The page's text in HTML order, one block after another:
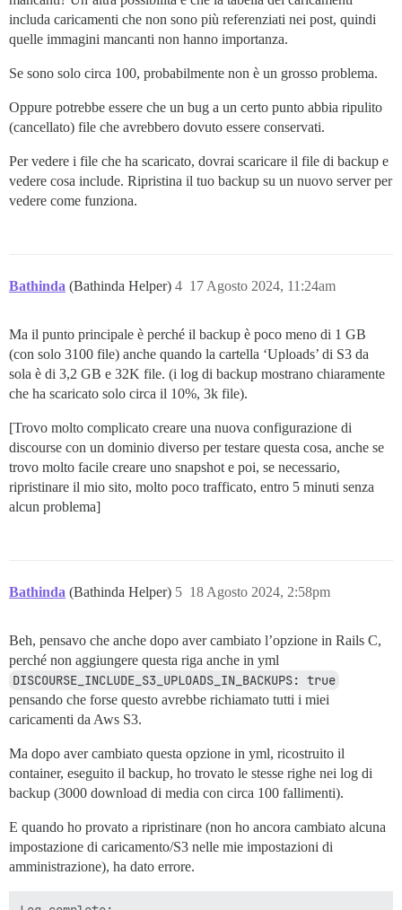
includa caricamenti che non sono più referenziati nei post, quindi
quelle immagini mancanti non hanno importanza.
Se sono solo circa 100, probabilmente non è un grosso problema.
Oppure potrebbe essere che un bug a un certo punto abbia ripulito
(cancellato) file che avrebbero dovuto essere conservati.
Per vedere i file che ha scaricato, dovrai scaricare il file di backup e
vedere cosa include. Ripristina il tuo backup su un nuovo server per
vedere come funziona.
Bathinda (Bathinda Helper) 17 Agosto 2024, 11:24am
4
Ma il punto principale è perché il backup è poco meno di 1 GB
(con solo 3100 file) anche quando la cartella ‘Uploads’ di S3 da
sola è di 3,2 GB e 32K file. (i log di backup mostrano chiaramente
che ha scaricato solo circa il 10%, 3k file).
[Trovo molto complicato creare una nuova configurazione di
discourse con un dominio diverso per testare questa cosa, anche se
trovo molto facile creare uno snapshot e poi, se necessario,
ripristinare il mio sito, molto poco trafficato, entro 5 minuti senza
alcun problema]
Bathinda (Bathinda Helper) 18 Agosto 2024, 2:58pm
5
Beh, pensavo che anche dopo aver cambiato l’opzione in Rails C,
perché non aggiungere questa riga anche in yml
DISCOURSE_INCLUDE_S3_UPLOADS_IN_BACKUPS: true
pensando che forse questo avrebbe richiamato tutti i miei
caricamenti da Aws S3.
Ma dopo aver cambiato questa opzione in yml, ricostruito il
container, eseguito il backup, ho trovato le stesse righe nei log di
backup (3000 download di media con circa 100 fallimenti).
E quando ho provato a ripristinare (non ho ancora cambiato alcuna
impostazione di caricamento/S3 nelle mie impostazioni di
amministrazione), ha dato errore.